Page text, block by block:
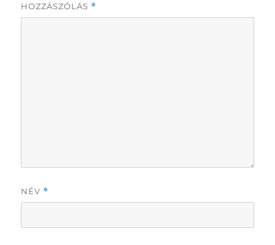
HOZZÁSZÓLÁS *
NÉV *